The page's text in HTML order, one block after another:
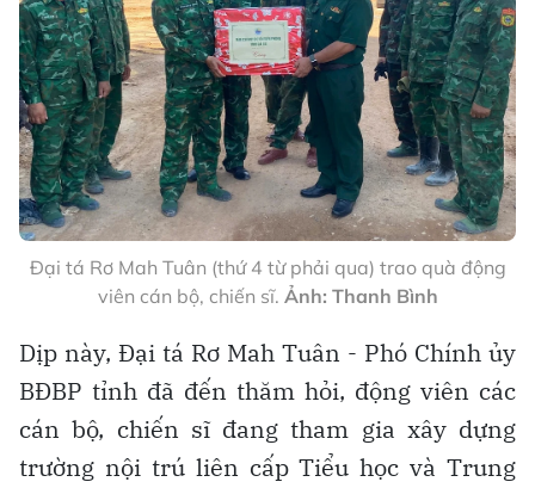
Đại tá Rơ Mah Tuân (thứ 4 từ phải qua) trao quà động
viên cán bộ, chiến sĩ. Ảnh: Thanh Bình
Dịp này, Đại tá Rơ Mah Tuân - Phó Chính ủy
BĐBP tỉnh đã đến thăm hỏi, động viên các
cán bộ, chiến sĩ đang tham gia xây dựng
trường nội trú liên cấp Tiểu học và Trung